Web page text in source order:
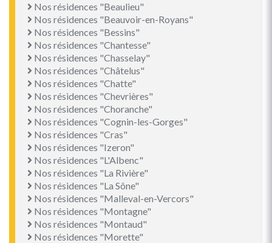
Nos résidences "Beaulieu"
Nos résidences "Beauvoir-en-Royans"
Nos résidences "Bessins"
Nos résidences "Chantesse"
Nos résidences "Chasselay"
Nos résidences "Châtelus"
Nos résidences "Chatte"
Nos résidences "Chevrières"
Nos résidences "Choranche"
Nos résidences "Cognin-les-Gorges"
Nos résidences "Cras"
Nos résidences "Izeron"
Nos résidences "L'Albenc"
Nos résidences "La Rivière"
Nos résidences "La Sône"
Nos résidences "Malleval-en-Vercors"
Nos résidences "Montagne"
Nos résidences "Montaud"
Nos résidences "Morette"